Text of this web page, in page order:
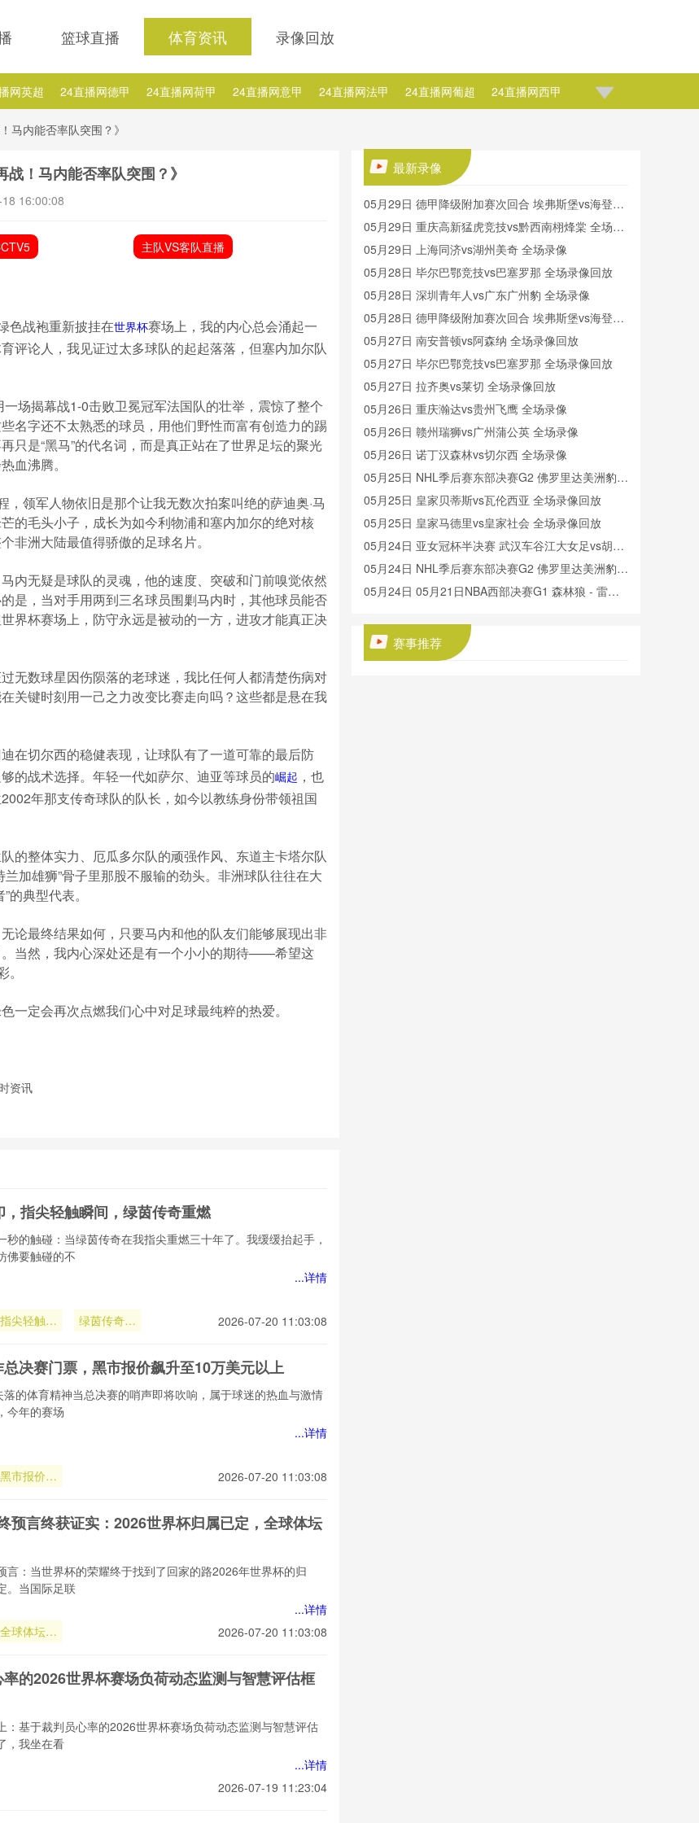
篮球直播 体育资讯 录像回放
网英超 24直播网德甲 24直播网荷甲 24直播网意甲 24直播网法甲 24直播网葡超 24直播网西甲
西乙 24直播网英冠
24直播网NBA德拉季奇 24直播网NBA热火 24直播网NBA莫里斯
马内能否率队突围？》
战！马内能否率队突围？》
16:00:08
主队VS客队直播
色战袍重新披挂在世界杯赛场上，我的内心总会涌起一
评论人，我见证过太多球队的起起落落，但塞内加尔队
场揭幕战1-0击败卫冕冠军法国队的壮举，震惊了整个
名字还不太熟悉的球员，用他们野性而富有创造力的踢
只是“黑马”的代名词，而是真正站在了世界足坛的聚光
血沸腾。
领军人物依旧是那个让我无数次拍案叫绝的萨迪奥·马
的毛头小子，成长为如今利物浦和塞内加尔的绝对核
非洲大陆最值得骄傲的足球名片。
内无疑是球队的灵魂，他的速度、突破和门前嗅觉依然
是，当对手用两到三名球员围剿马内时，其他球员能否
界杯赛场上，防守永远是被动的一方，进攻才能真正决
无数球星因伤陨落的老球迷，我比任何人都清楚伤病对
关键时刻用一己之力改变比赛走向吗？这些都是悬在我
在切尔西的稳健表现，让球队有了一道可靠的最后防
的战术选择。年轻一代如萨尔、迪亚等球员的崛起 ，也
年那支传奇球队的队长，如今以教练身份带领祖国
的整体实力、厄瓜多尔队的顽强作风、东道主卡塔尔队
加雄狮”骨子里那股不服输的劲头。非洲球队往往在大
典型代表。
论最终结果如何，只要马内和他的队友们能够展现出非
当然，我内心深处还是有一个小小的期待——希望这
一定会再次点燃我们心中对足球最纯粹的热爱。
资讯
，指尖轻触瞬间，绿茵传奇重燃
秒的触碰：当绿茵传奇在我指尖重燃三十年了。我缓缓抬起手，
佛要触碰的不
...详情
指尖轻触瞬
绿茵传奇重
2026-07-20 11:03:08
决赛门票，黑市报价飙升至10万美元以上
落的体育精神当总决赛的哨声即将吹响，属于球迷的热血与激情
今年的赛场
...详情
黑市报价飙
2026-07-20 11:03:08
预言终获证实：2026世界杯归属已定，全球体坛
言：当世界杯的荣耀终于找到了回家的路2026年世界杯的归
。当国际足联
...详情
全球体坛为
2026-07-20 11:03:08
的2026世界杯赛场负荷动态监测与智慧评估框
：基于裁判员心率的2026世界杯赛场负荷动态监测与智慧评估
，我坐在看
...详情
2026-07-19 11:23:04
最新录像
05月29日 德甲降级附加赛次回合 埃弗斯堡vs海登海
姆 全场录像回放
05月29日 重庆高新猛虎竞技vs黔西南栩烽棠 全场录
像
05月29日 上海同济vs湖州美奇 全场录像
05月28日 毕尔巴鄂竞技vs巴塞罗那 全场录像回放
05月28日 深圳青年人vs广东广州豹 全场录像
05月28日 德甲降级附加赛次回合 埃弗斯堡vs海登海
姆 全场录像
05月27日 南安普顿vs阿森纳 全场录像回放
05月27日 毕尔巴鄂竞技vs巴塞罗那 全场录像回放
05月27日 拉齐奥vs莱切 全场录像回放
05月26日 重庆瀚达vs贵州飞鹰 全场录像
05月26日 赣州瑞狮vs广州蒲公英 全场录像
05月26日 诺丁汉森林vs切尔西 全场录像
05月25日 NHL季后赛东部决赛G2 佛罗里达美洲豹vs
卡罗莱纳飓风 全场录像回放
05月25日 皇家贝蒂斯vs瓦伦西亚 全场录像回放
05月25日 皇家马德里vs皇家社会 全场录像回放
05月24日 亚女冠杯半决赛 武汉车谷江大女足vs胡志
明市女足 全场录像回放
05月24日 NHL季后赛东部决赛G2 佛罗里达美洲豹vs
卡罗莱纳飓风 全场录像回放
05月24日 05月21日NBA西部决赛G1 森林狼 - 雷霆
05月23日 广西平果vs成都蓉城 全场录像回放
05月23日 陕西联合vs武汉三镇 全场录像回放
赛事推荐